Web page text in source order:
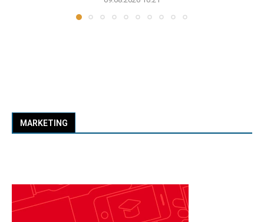
MARKETING